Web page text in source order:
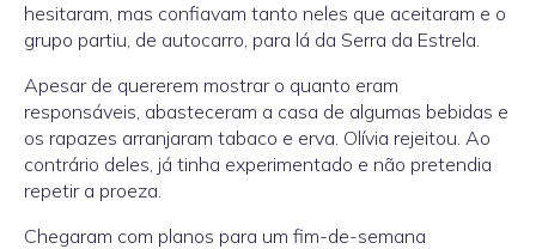
hesitaram, mas confiavam tanto neles que aceitaram e o
grupo partiu, de autocarro, para lá da Serra da Estrela.
Apesar de quererem mostrar o quanto eram
responsáveis, abasteceram a casa de algumas bebidas e
os rapazes arranjaram tabaco e erva. Olívia rejeitou. Ao
contrário deles, já tinha experimentado e não pretendia
repetir a proeza.
Chegaram com planos para um fim-de-semana